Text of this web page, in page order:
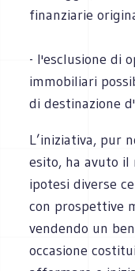
finanziarie
- l'esclusione di
immobiliari
di destinazione
L’iniziativa, pur
esito, ha avuto
ipotesi diverse
con prospettive
vendendo un
occasione